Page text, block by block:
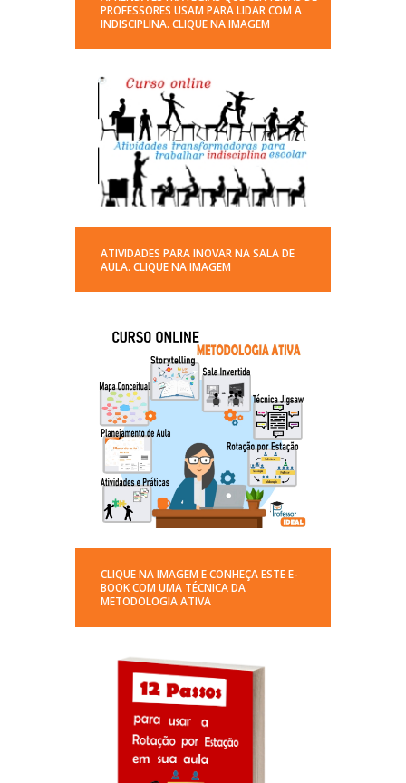
PROFESSORES USAM PARA LIDAR COM A
INDISCIPLINA. CLIQUE NA IMAGEM
ATIVIDADES PARA INOVAR NA SALA DE
AULA. CLIQUE NA IMAGEM
CLIQUE NA IMAGEM E CONHEÇA ESTE E-
BOOK COM UMA TÉCNICA DA
METODOLOGIA ATIVA